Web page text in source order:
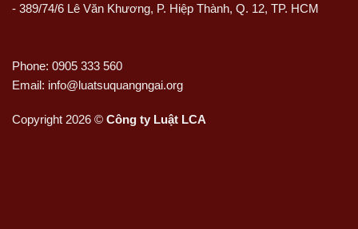
- 389/74/6 Lê Văn Khương, P. Hiệp Thành, Q. 12, TP. HCM
Phone: 0905 333 560
Email: info@luatsuquangngai.org
Copyright 2026 © Công ty Luật LCA